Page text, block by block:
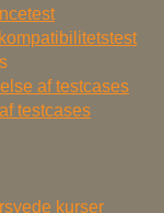
af testcases
testcases
kurser